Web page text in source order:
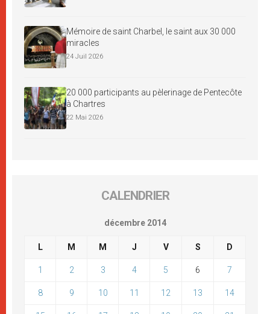
Mémoire de saint Charbel, le saint aux 30 000
miracles
24 Juil 2026
20 000 participants au pèlerinage de Pentecôte
à Chartres
22 Mai 2026
CALENDRIER
décembre 2014
L M M J V S D
1 2 3 4 5 6 7
8 9 10 11 12 13 14